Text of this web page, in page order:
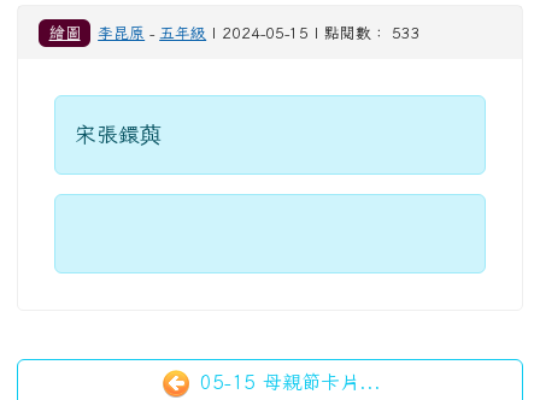
繪圖 李昆原 - 五年級 | 2024-05-15 | 點閱數： 533
宋張鐶藇
05-15 母親節卡片...